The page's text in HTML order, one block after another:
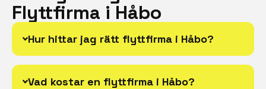
Flyttfirma i Håbo
Hur hittar jag rätt flyttfirma i Håbo?
Vad kostar en flyttfirma i Håbo?